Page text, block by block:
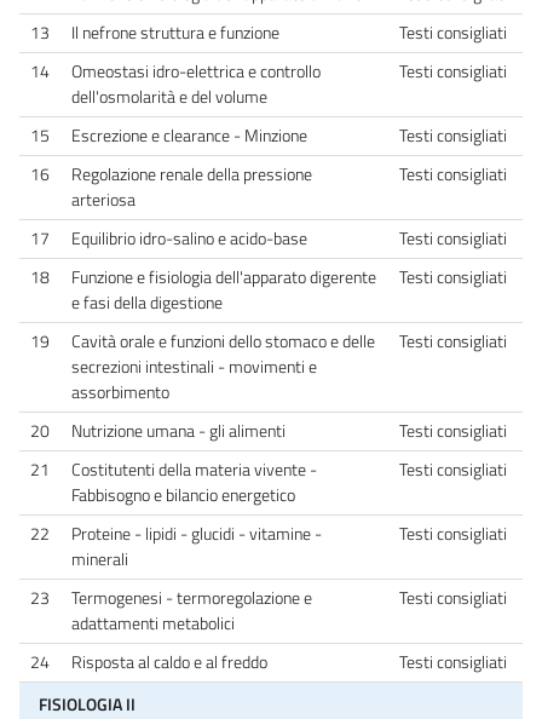
13
Il nefrone struttura e funzione
Testi consigliati
14
Omeostasi idro-elettrica e controllo
dell'osmolarità e del volume
Testi consigliati
15 Escrezione e clearance - Minzione
Testi consigliati
16
Regolazione renale della pressione
arteriosa
Testi consigliati
17 Equilibrio idro-salino e acido-base
Testi consigliati
18
Funzione e fisiologia dell'apparato digerente
e fasi della digestione
Testi consigliati
19
Cavità orale e funzioni dello stomaco e delle
secrezioni intestinali - movimenti e
assorbimento
Testi consigliati
20 Nutrizione umana - gli alimenti
Testi consigliati
21
Costitutenti della materia vivente -
Fabbisogno e bilancio energetico
Testi consigliati
22
Proteine - lipidi - glucidi - vitamine -
minerali
Testi consigliati
23
Termogenesi - termoregolazione e
adattamenti metabolici
Testi consigliati
24 Risposta al caldo e al freddo
Testi consigliati
FISIOLOGIA II